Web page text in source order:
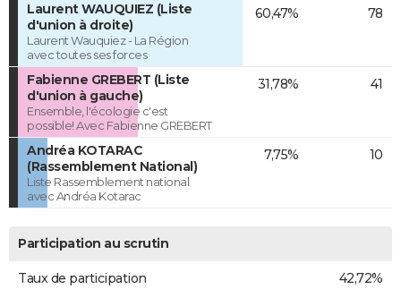
Laurent WAUQUIEZ (Liste
d'union à droite)
Laurent Wauquiez - La Région
avec toutes ses forces
60,47% 78
Fabienne GREBERT (Liste
d'union à gauche)
Ensemble, l'écologie c'est
possible! Avec Fabienne GREBERT
31,78% 41
Andréa KOTARAC
(Rassemblement National)
Liste Rassemblement national
avec Andréa Kotarac
7,75% 10
Participation au scrutin
Taux de participation 42,72%